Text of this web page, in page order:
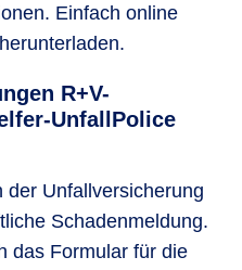
Einfach online
R+V-
UnfallPolice
der Unfallversicherung
Schadenmeldung.
das Formular für die